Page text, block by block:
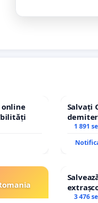
Salvați
1 891
copiilor
3 476